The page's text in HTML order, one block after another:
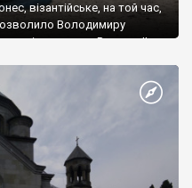
візантійське, на той час,
Володимиру
імператору Василю ІІ, та
Василем-християнином.
Херсонесу Таврійського